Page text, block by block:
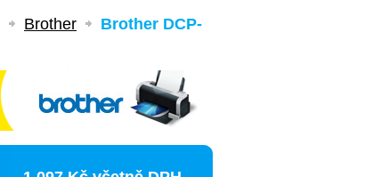
Brother
Brother DCP-